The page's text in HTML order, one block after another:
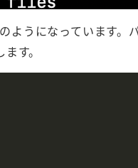
ようになっています。
す。